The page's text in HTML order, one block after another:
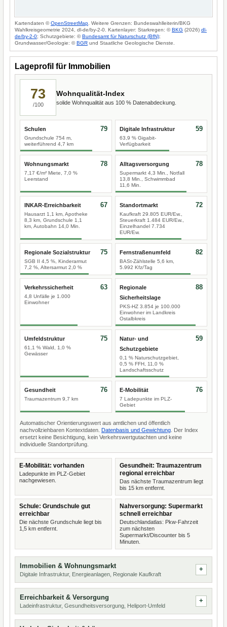
Kartendaten ©OpenStreetMap . Weitere Grenzen: Bundeswahlleiterin/BKG
Wahlkreisgeometrie 2024, dl-de/by-2-0. Kartenlayer: Starkregen: ©BKG (2026) dl-
de/by-2-0; Schutzgebiete: ©Bundesamt für Naturschutz (BfN);
Grundwasser/Geologie: ©BGR und Staatliche Geologische Dienste.
Lageprofil für Immobilien
73
/100
Wohnqualität-Index
solide Wohnqualität aus 100 % Datenabdeckung.
Schulen
Grundschule 754 m,
weiterführend 4,7 km
79 Digitale Infrastruktur
63,9 % Gigabit-
Verfügbarkeit
59
Wohnungsmarkt
7,17 €/m² Miete, 7,0 %
Leerstand
78 Alltagsversorgung
Supermarkt 4,3 Min., Notfall
13,8 Min., Schwimmbad
11,6 Min.
78
INKAR-Erreichbarkeit
Hausarzt 1,1 km, Apotheke
8,3 km, Grundschule 1,1
km, Autobahn 14,0 Min.
67 Standortmarkt
Kaufkraft 29.805 EUR/Ew.,
Steuerkraft 1.484 EUR/Ew.,
Einzelhandel 7.734
EUR/Ew.
72
Regionale Sozialstruktur
SGB II 4,5 %, Kinderarmut
7,2 %, Altersarmut 2,0 %
75 Fernstraßenumfeld
BASt-Zählstelle 5,6 km,
5.992 Kfz/Tag
82
Verkehrssicherheit
4,8 Unfälle je 1.000
Einwohner
63
Regionale
Sicherheitslage
PKS-HZ 3.854 je 100.000
Einwohner im Landkreis
Ostalbkreis
88
Umfeldstruktur
61,1 % Wald, 1,0 %
Gewässer
75
Natur- und
Schutzgebiete
0,1 % Naturschutzgebiet,
0,5 % FFH, 11,0 %
Landschaftsschutz
59
Gesundheit
Traumazentrum 9,7 km
76 E-Mobilität
7 Ladepunkte im PLZ-
Gebiet
76
Automatischer Orientierungswert aus amtlichen und öffentlich
nachvollziehbaren Kontextdaten. Datenbasis und Gewichtung . Der Index
ersetzt keine Besichtigung, kein Verkehrswertgutachten und keine
individuelle Standortprüfung.
E-Mobilität: vorhanden
Ladepunkte im PLZ-Gebiet
nachgewiesen.
Gesundheit: Traumazentrum
regional erreichbar
Das nächste Traumazentrum liegt
bis 15 km entfernt.
Schule: Grundschule gut
erreichbar
Die nächste Grundschule liegt bis
1,5 km entfernt.
Nahversorgung: Supermarkt
schnell erreichbar
Deutschlandatlas: Pkw-Fahrzeit
zum nächsten
Supermarkt/Discounter bis 5
Minuten.
Immobilien & Wohnungsmarkt
Digitale Infrastruktur, Energieanlagen, Regionale Kaufkraft
Erreichbarkeit & Versorgung
Ladeinfrastruktur, Gesundheitsversorgung, Heliport-Umfeld